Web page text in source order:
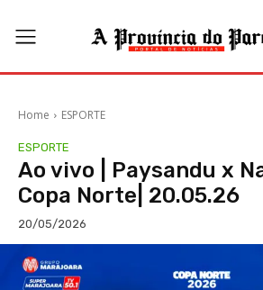
Home ESPORTE
ESPORTE
Ao vivo | Paysandu x
Copa Norte| 20.05.26
20/05/2026